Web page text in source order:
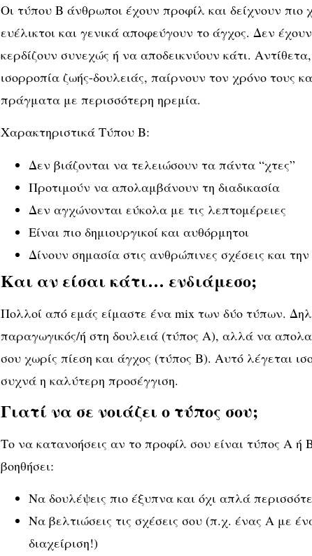
Οι τύπου Β άνθρωποι έχουν προφίλ και δείχνουν πιο
ευέλικτοι και γενικά αποφεύγουν το άγχος. Δεν
κερδίζουν συνεχώς ή να αποδεικνύουν κάτι. Αντίθετα,
ισορροπία ζωής-δουλειάς, παίρνουν τον χρόνο τους
πράγματα με περισσότερη ηρεμία.
Χαρακτηριστικά Τύπου Β:
Δεν βιάζονται να τελειώσουν τα πάντα “χτες”
Προτιμούν να απολαμβάνουν τη διαδικασία
Δεν αγχώνονται εύκολα με τις λεπτομέρειες
Είναι πιο δημιουργικοί και αυθόρμητοι
Δίνουν σημασία στις ανθρώπινες σχέσεις και την
Και αν είσαι κάτι… ενδιάμεσο;
Πολλοί από εμάς είμαστε ένα mix των δύο τύπων.
παραγωγικός/ή στη δουλειά (τύπος Α), αλλά να
σου χωρίς πίεση και άγχος (τύπος Β). Αυτό λέγεται
συχνά η καλύτερη προσέγγιση.
Γιατί να σε νοιάζει ο τύπος σου;
Το να κατανοήσεις αν το προφίλ σου είναι τύπος Α ή
βοηθήσει:
Να δουλέψεις πιο έξυπνα και όχι απλά
Να βελτιώσεις τις σχέσεις σου (π.χ. ένας Α με
διαχείριση!)